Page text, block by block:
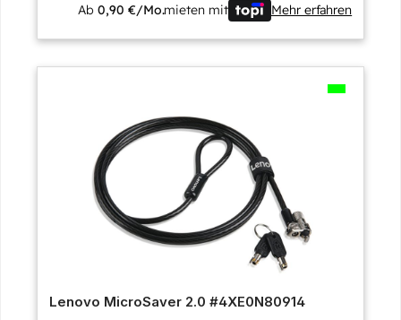
Ab0,90 €/Mo.mieten mit Mehr erfahren
Lenovo MicroSaver 2.0 #4XE0N80914